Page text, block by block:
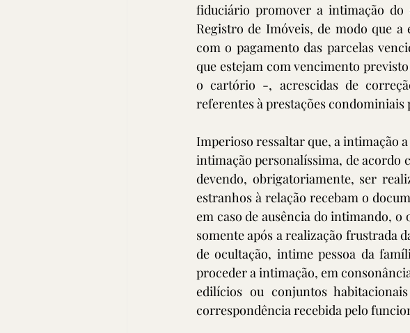
fiduciário promover a intimação do
Registro de Imóveis, de modo que
com o pagamento das parcelas
que estejam com vencimento
o cartório -, acrescidas de
referentes à prestações
Imperioso ressaltar que, a intimação
intimação personalíssima, de acordo
devendo, obrigatoriamente, ser
estranhos à relação recebam o
em caso de ausência do intimando,
somente após a realização frustrada
de ocultação, intime pessoa da
proceder a intimação, em
edilícios ou conjuntos
correspondência recebida pelo